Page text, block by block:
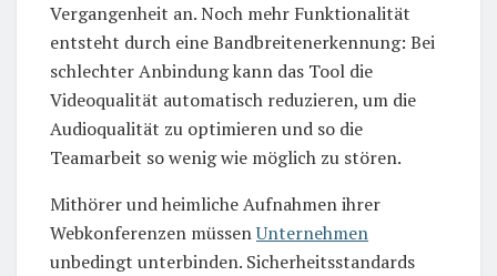
Vergangenheit an. Noch mehr Funktionalität
entsteht durch eine Bandbreitenerkennung: Bei
schlechter Anbindung kann das Tool die
Videoqualität automatisch reduzieren, um die
Audioqualität zu optimieren und so die
Teamarbeit so wenig wie möglich zu stören.
Mithörer und heimliche Aufnahmen ihrer
Webkonferenzen müssenUnternehmen
unbedingt unterbinden. Sicherheitsstandards